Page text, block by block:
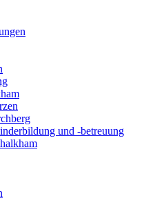
und -betreuung